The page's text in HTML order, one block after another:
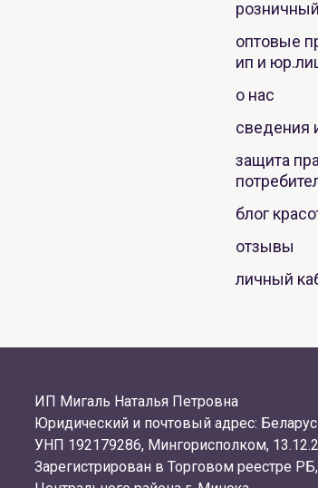
оптовые
ип и
о нас
сведения
защита
блог
отзывы
личный
ИП Мигаль Наталья Петровна
Юридический и почтовый адрес:
УНП 192179286, Мингорисполком,
Зарегистрирован в Торговом реестре